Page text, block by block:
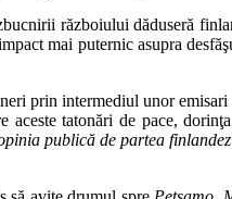
războiului dăduseră
mai puternic asupra
prin intermediul unor
tatonări de pace,
publică de partea